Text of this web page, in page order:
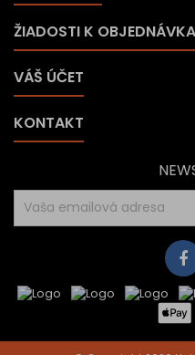
ŽIADOSTI K
VÁŠ ÚČET
KONTAKT